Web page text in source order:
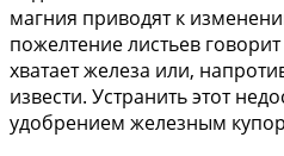
магния приводят к
пожелтение листьев
хватает железа или,
извести. Устранить этот
удобрением железным